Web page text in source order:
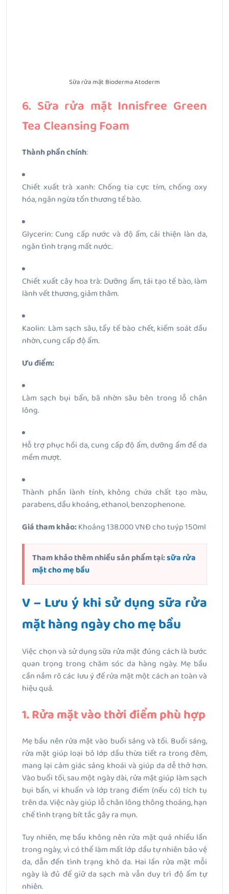
Sữa rửa mặt Bioderma Atoderm
6. Sữa rửa mặt Innisfree Green
Tea Cleansing Foam
Thành phần chính:
Chiết xuất trà xanh: Chống tia cực tím, chống oxy
hóa, ngăn ngừa tổn thương tế bào.
Glycerin: Cung cấp nước và độ ẩm, cải thiện làn da,
ngăn tình trạng mất nước.
Chiết xuất cây hoa trà: Dưỡng ẩm, tái tạo tế bào, làm
lành vết thương, giảm thâm.
Kaolin: Làm sạch sâu, tẩy tế bào chết, kiểm soát dầu
nhờn, cung cấp độ ẩm.
Ưu điểm:
Làm sạch bụi bẩn, bã nhờn sâu bên trong lỗ chân
lông.
Hỗ trợ phục hồi da, cung cấp độ ẩm, dưỡng ẩm để da
mềm mượt.
Thành phần lành tính, không chứa chất tạo màu,
parabens, dầu khoáng, ethanol, benzophenone.
Giá tham khảo:Khoảng 138.000 VNĐ cho tuýp 150ml
Tham khảo thêm nhiều sản phẩm tại:sữa rửa
mặt cho mẹ bầu
V – Lưu ý khi sử dụng sữa rửa
mặt hàng ngày cho mẹ bầu
Việc chọn và sử dụng sữa rửa mặt đúng cách là bước
quan trọng trong chăm sóc da hàng ngày. Mẹ bầu
cần nắm rõ các lưu ý để rửa mặt một cách an toàn và
hiệu quả.
1. Rửa mặt vào thời điểm phù hợp
Mẹ bầu nên rửa mặt vào buổi sáng và tối. Buổi sáng,
rửa mặt giúp loại bỏ lớp dầu thừa tiết ra trong đêm,
mang lại cảm giác sảng khoái và giúp da dễ thở hơn.
Vào buổi tối, sau một ngày dài, rửa mặt giúp làm sạch
bụi bẩn, vi khuẩn và lớp trang điểm (nếu có) tích tụ
trên da. Việc này giúp lỗ chân lông thông thoáng, hạn
chế tình trạng bít tắc gây ra mụn.
Tuy nhiên, mẹ bầu không nên rửa mặt quá nhiều lần
trong ngày, vì có thể làm mất lớp dầu tự nhiên bảo vệ
da, dẫn đến tình trạng khô da. Hai lần rửa mặt mỗi
ngày là đủ để giữ da sạch mà vẫn duy trì độ ẩm tự
nhiên.